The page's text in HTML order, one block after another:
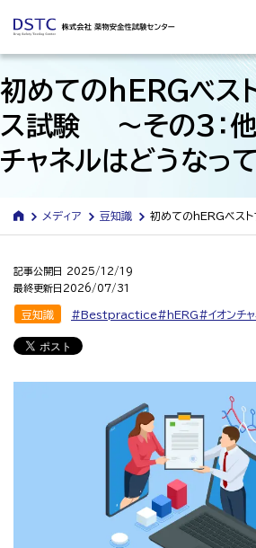
初めてのhERGベス
ス試験 ～その３：
チャネルはどうなっ
メディア 豆知識 初めてのhERGベスト
記事公開日
2025/12/19
最終更新日 2026/07/31
豆知識 Bestpractice hERG イオンチ